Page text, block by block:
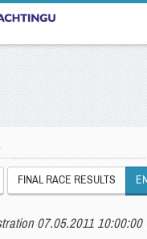
FINAL RACE RESULTS
07.05.2011 10:00:00